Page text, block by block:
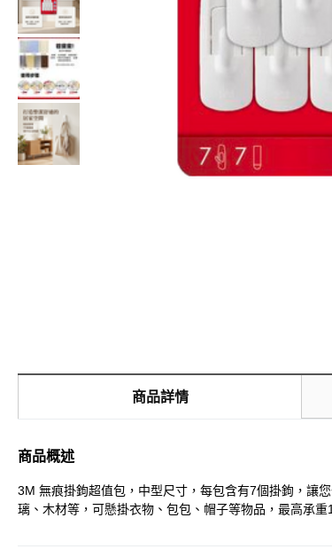
商品詳情
商品概述
3M 無痕掛鉤超值包，中型尺寸，每包含有7個掛鉤，讓
璃、木材等，可懸掛衣物、包包、帽子等物品，最高承